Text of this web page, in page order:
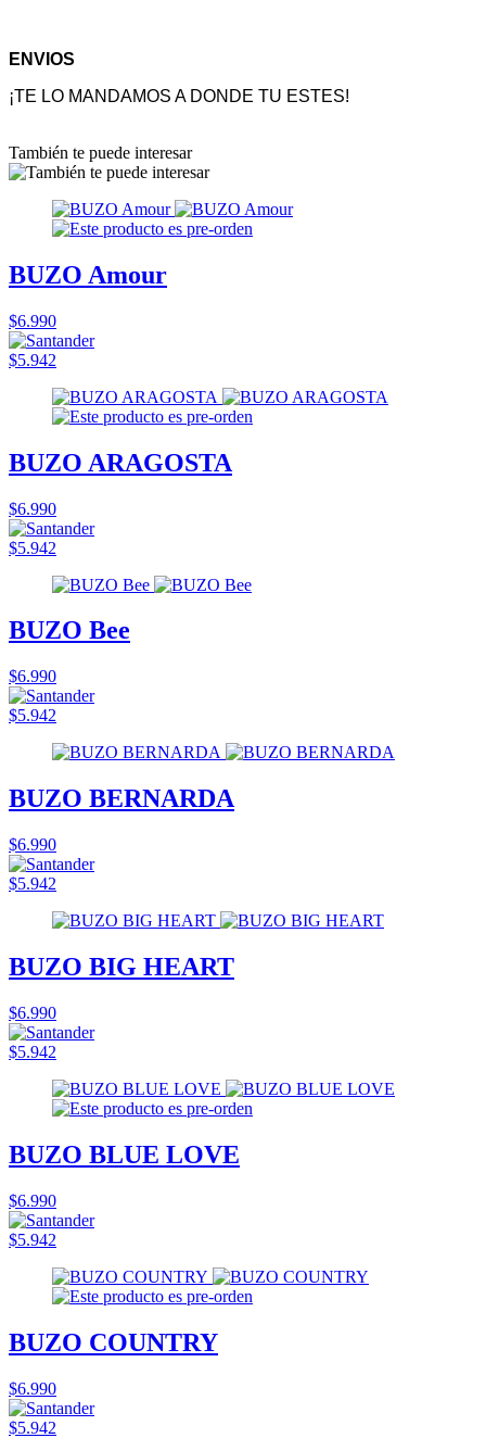
ENVIOS
¡TE LO MANDAMOS A DONDE TU ESTES!
También te puede interesar
BUZO Amour
$6.990
$5.942
BUZO ARAGOSTA
$6.990
$5.942
BUZO Bee
$6.990
$5.942
BUZO BERNARDA
$6.990
$5.942
BUZO BIG HEART
$6.990
$5.942
BUZO BLUE LOVE
$6.990
$5.942
BUZO COUNTRY
$6.990
$5.942